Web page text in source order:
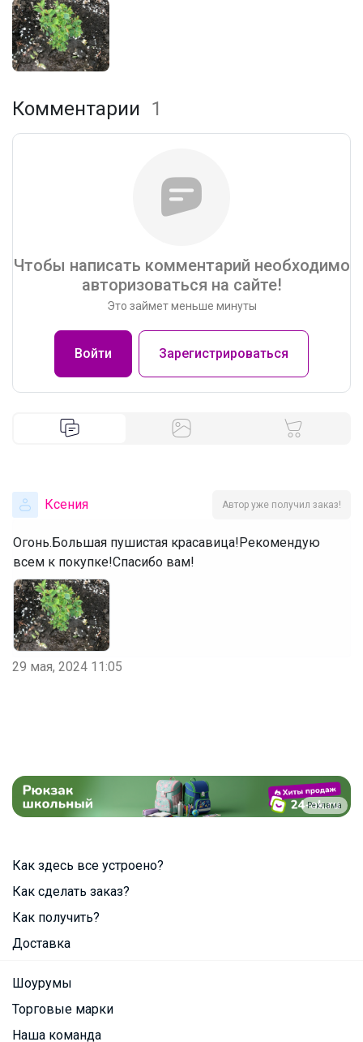
Комментарии 1
Чтобы написать комментарий необходимо
авторизоваться на сайте!
Это займет меньше минуты
Войти Зарегистрироваться
Ксения Автор уже получил заказ!
Огонь.Большая пушистая красавица!Рекомендую
всем к покупке!Спасибо вам!
29 мая, 2024 11:05
Реклама
Как здесь все устроено?
Как сделать заказ?
Как получить?
Доставка
Шоурумы
Торговые марки
Наша команда